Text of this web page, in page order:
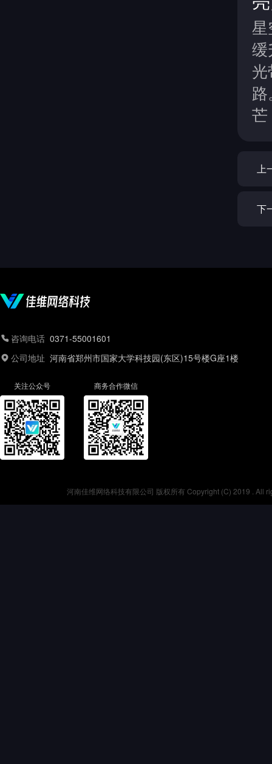
上
下
咨询电话 0371-55001601
公司地址 河南省郑州市国家大学科技园(东区)15号楼G座1楼
关注公众号 商务合作微信
河南佳维网络科技有限公司 版权所有 Copyright (C) 2019 . All